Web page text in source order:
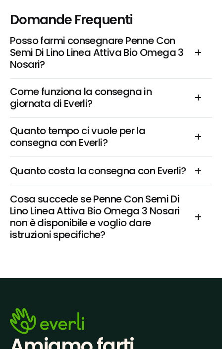
Domande Frequenti
Posso farmi consegnare Penne Con
Semi Di Lino Linea Attiva Bio Omega 3
Nosari?
Come funziona la consegna in
giornata di Everli?
Quanto tempo ci vuole per la
consegna con Everli?
Quanto costa la consegna con Everli?
Cosa succede se Penne Con Semi Di
Lino Linea Attiva Bio Omega 3 Nosari
non è disponibile e voglio dare
istruzioni specifiche?